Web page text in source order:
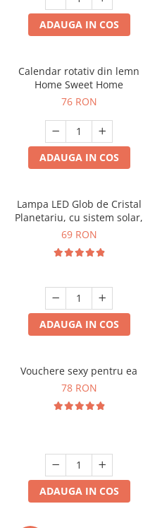
ADAUGA IN COS
Calendar rotativ din lemn
Home Sweet Home
76 RON
ADAUGA IN COS
Lampa LED Glob de Cristal
Planetariu, cu sistem solar,
cadou captivant
69 RON
ADAUGA IN COS
Vouchere sexy pentru ea
78 RON
ADAUGA IN COS